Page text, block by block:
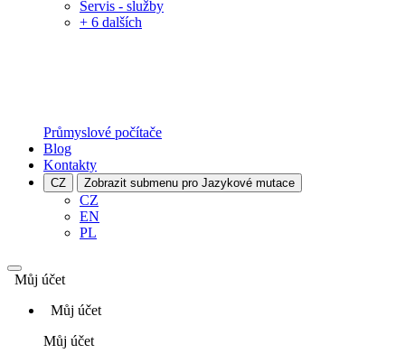
Servis - služby
+ 6 dalších
Průmyslové počítače
Blog
Kontakty
CZ Zobrazit submenu pro Jazykové mutace
CZ
EN
PL
Můj účet
Můj účet
Můj účet